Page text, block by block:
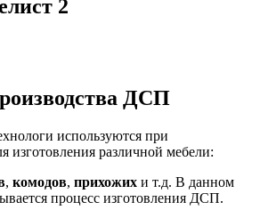
2
ДСП
используются при
изготовления различной мебели:
, комодов, прихожих и т.д. В данном
процесс изготовления ДСП.